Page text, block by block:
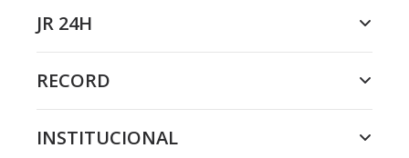
JR 24H
RECORD
INSTITUCIONAL